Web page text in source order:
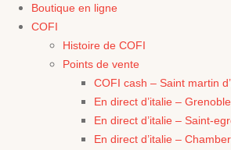
Boutique en ligne
COFI
Histoire de COFI
Points de vente
COFI cash – Saint martin
En direct d’italie – Grenoble
En direct d’italie – Saint-
En direct d’italie –